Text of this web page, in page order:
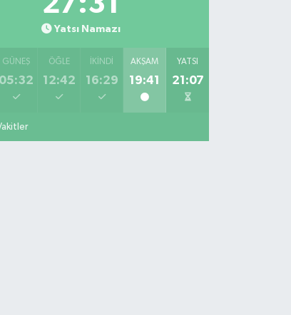
Yatsı Namazı
GÜNEŞ
05:32
ÖĞLE
12:42
İKINDI
16:29
AKŞAM
19:41
YATSI
21:07